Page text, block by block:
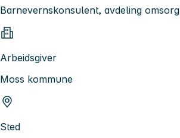
Barnevernskonsulent, avdeling omsorg
Arbeidsgiver
Moss kommune
Sted